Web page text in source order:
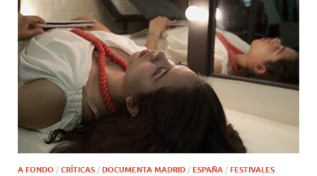
A FONDO / CRÍTICAS / DOCUMENTA MADRID / ESPAÑA / FESTIVALES